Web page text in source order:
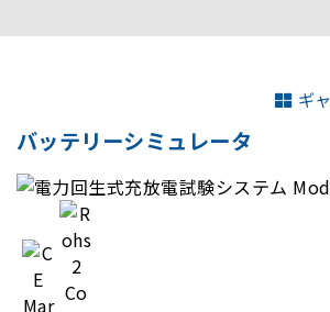
ギ
バッテリーシミュレータ